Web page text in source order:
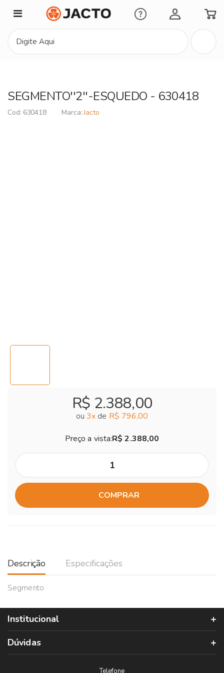
Minha Conta
SEGMENTO''2''-ESQUEDO - 630418
630418 Jacto
R$ 2.388,00
ou 3x de R$ 796,00
Preço a vista:R$ 2.388,00
COMPRAR
Descrição Especificações
Segmento
Institucional
Dúvidas
Telefone